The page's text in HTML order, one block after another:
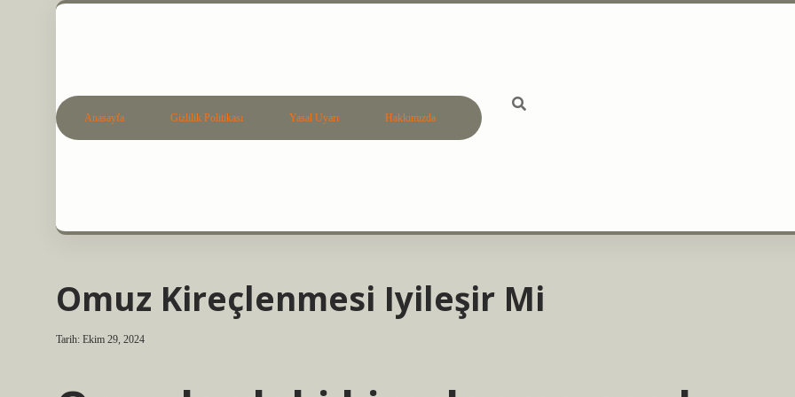
Anasayfa Gizlilik Politikası Yasal Uyarı Hakkımızda
Omuz Kireçlenmesi Iyileşir Mi
Tarih: Ekim 29, 2024